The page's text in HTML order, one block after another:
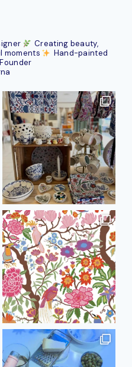
Creating beauty,
moments
Hand-painted
Founder